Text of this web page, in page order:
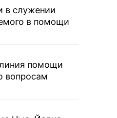
в служении
в помощи
линия помощи
вопросам